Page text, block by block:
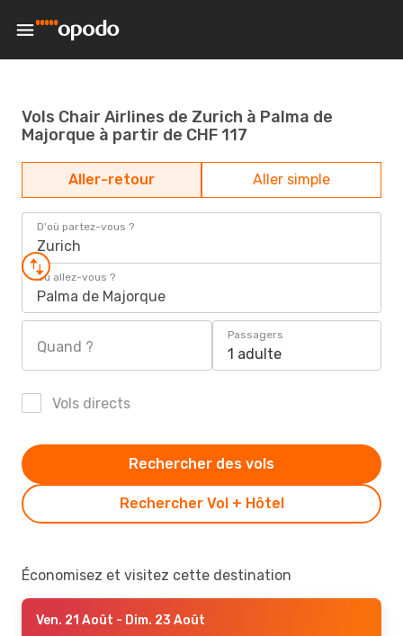
Vols Chair Airlines de Zurich à Palma de
Majorque à partir de CHF 117
Aller-retour Aller simple
D'où partez-vous ?
Zurich
Où allez-vous ?
Palma de Majorque
Quand ?
Passagers
1 adulte
Vols directs
Rechercher Vol + Hôtel
Rechercher des vols
Économisez et visitez cette destination
Ven. 21 Août - Dim. 23 Août